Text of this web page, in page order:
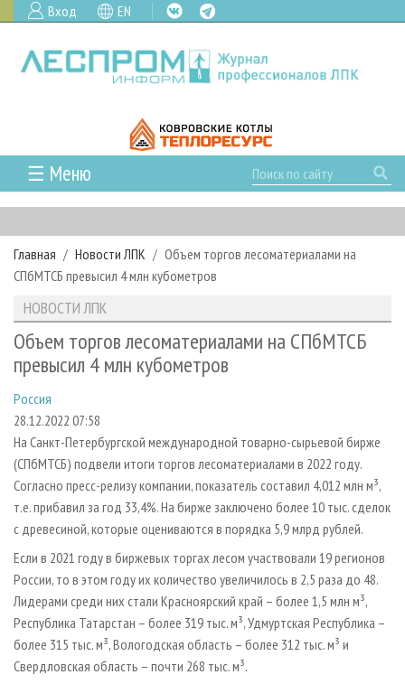
Вход EN
☰ Меню
ГЛАВНАЯ
РУБРИКИ И ТЕМЫ
РУБРИКИ ЖУРНАЛА
ЛЕСОЗАГОТОВКА
ЛЕСОПИЛЕНИЕ
СУШКА ДРЕВЕСИНЫ
ПРОИЗВОДСТВО ДРЕВЕСНЫХ ПЛИТ
ДЕРЕВЯННОЕ ДОМОСТРОЕНИЕ
ПРОИЗВОДСТВО МЕБЕЛИ
БИОЭНЕРГЕТИКА
ЦБП
ИНСТРУМЕНТ И МАТЕРИАЛЫ
НОВОСТИ
НОВОСТИ ЛПК
НОВОСТИ ЖУРНАЛА
ПРОЕКТЫ ЛПИ
АНАЛИТИКА
ПРЕДПРИЯТИЯ ЛПК
ПЕРСОНЫ
МОБИЛЬНЫЕ ВЫСТАВКИ
ОФИЦИАЛЬНЫЕ ДЕЛЕГАЦИИ
ПРИОРИТЕТНЫЕ ИНВЕСТПРОЕКТЫ
RUSSIAN FORESTRY REVIEW
ГАЗЕТА ЛЕСПРОМФОРУМ
БИБЛИОТЕКА СПЕЦИАЛИСТА
АРХИВ
АРХИВ ЖУРНАЛОВ
О ЖУРНАЛЕ
КОНТАКТЫ
РЕКЛАМОДАТЕЛЯМ
РЕКЛАМА
РЕКЛАМА НА САЙТЕ
Главная Новости ЛПК
Объем торгов лесоматериалами на
СПбМТСБ превысил 4 млн кубометров
НОВОСТИ ЛПК
Объем торгов лесоматериалами на СПбМТСБ
превысил 4 млн кубометров
Россия
28.12.2022 07:58
На Санкт-Петербургской международной товарно-сырьевой бирже
(СПбМТСБ) подвели итоги торгов лесоматериалами в 2022 году.
Согласно пресс-релизу компании, показатель составил 4,012 млн м³,
т.е. прибавил за год 33,4%. На бирже заключено более 10 тыс. сделок
с древесиной, которые оцениваются в порядка 5,9 млрд рублей.
Если в 2021 году в биржевых торгах лесом участвовали 19 регионов
России, то в этом году их количество увеличилось в 2,5 раза до 48.
Лидерами среди них стали Красноярский край – более 1,5 млн м³,
Республика Татарстан – более 319 тыс. м³, Удмуртская Республика –
более 315 тыс. м³, Вологодская область – более 312 тыс. м³ и
Свердловская область – почти 268 тыс. м³.